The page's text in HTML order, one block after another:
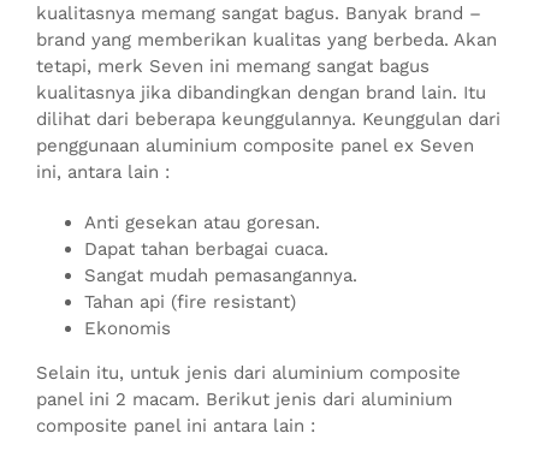
kualitasnya memang sangat bagus. Banyak brand –
brand yang memberikan kualitas yang berbeda. Akan
tetapi, merk Seven ini memang sangat bagus
kualitasnya jika dibandingkan dengan brand lain. Itu
dilihat dari beberapa keunggulannya. Keunggulan dari
penggunaan aluminium composite panel ex Seven
ini, antara lain :
Anti gesekan atau goresan.
Dapat tahan berbagai cuaca.
Sangat mudah pemasangannya.
Tahan api (fire resistant)
Ekonomis
Selain itu, untuk jenis dari aluminium composite
panel ini 2 macam. Berikut jenis dari aluminium
composite panel ini antara lain :